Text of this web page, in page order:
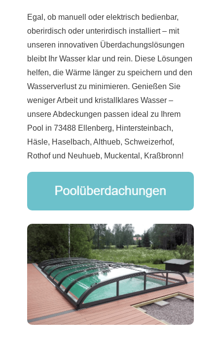
Egal, ob manuell oder elektrisch bedienbar,
oberirdisch oder unterirdisch installiert – mit
unseren innovativen Überdachungslösungen
bleibt Ihr Wasser klar und rein. Diese Lösungen
helfen, die Wärme länger zu speichern und den
Wasserverlust zu minimieren. Genießen Sie
weniger Arbeit und kristallklares Wasser –
unsere Abdeckungen passen ideal zu Ihrem
Pool in 73488 Ellenberg, Hintersteinbach,
Häsle, Haselbach, Althueb, Schweizerhof,
Rothof und Neuhueb, Muckental, Kraßbronn!